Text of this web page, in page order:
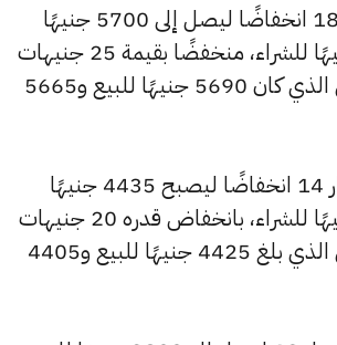
وسجل سعر عيار 18 انخفاضًا ليصل إلى 5700 جنيهًا
للبيع و5640 جنيهًا للشراء، منخفضًا بقيمة 25 جنيهات
عن السعر السابق الذي كان 5690 جنيهًا للبيع و5665
كما شهد سعر عيار 14 انخفاضًا ليصبح 4435 جنيهًا
للبيع و4385 جنيهًا للشراء، بانخفاض قدره 20 جنيهات
عن السعر السابق الذي بلغ 4425 جنيهًا للبيع و4405